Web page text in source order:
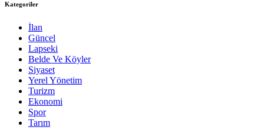
Kategoriler
İlan
Güncel
Lapseki
Belde Ve Köyler
Siyaset
Yerel Yönetim
Turizm
Ekonomi
Spor
Tarım